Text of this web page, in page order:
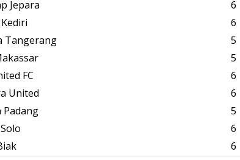
Jepara 6
6
Tangerang 5
5
FC 6
United 6
Padang 5
6
6